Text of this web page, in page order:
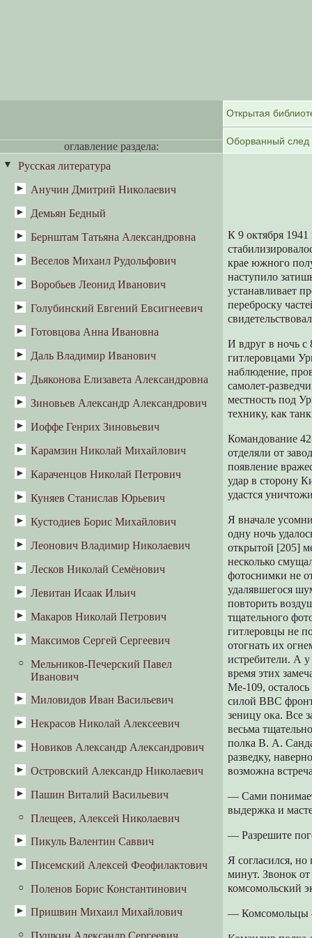
К 9 октября
крае южного
наступило
устанавливает
переброску
И вдруг в ночь с
гитлеровцами
наблюдение,
самолет-
местность под
технику, как
Командование
отделяли от
появление
удар в сторону
удастся
Я вначале
одну ночь
открытой [205]
несколько
фотоснимки не
удалявшегося
повторить
тщательного
гитлеровцы не
отогнать их
истребители. А
время этих
Ме-109,
силой ВВС
зеницу ока. Все
весьма
полка В. А.
разведку,
возможна
— Сами
выдержка и
— Разрешите
Я согласился, но
минут. Звонок
комсомольский
— Комсомольцы
оглавление раздела:
Русская литература
Анучин Дмитрий Николаевич
Антропология и этнография
Великоруссы
Демьян Бедный
Кострома
Бернштам Татьяна Александровна
Весенне-летние ритуалы у
«похороны Костромы-Коструба»
Веселов Михаил Рудольфович
«Метельный звон»
Воробьев Леонид Иванович
Счастливый день Терехи Румянцева
В Песково за библией (маленькая
шестидесятников как источник
современников (Костромской и
Воробьев)
Т.Л. Каминская. Образ советской
писателя Л. Воробьева
Голубинский Евгений Евсигнеевич
Воспоминания
Готовцова Анна Ивановна
Н.Г. Коптелова. Бартеневский след в
Даль Владимир Иванович
«Говор»
Дьяконова Елизавета Александровна
«Дневник русской женщины»
Зиновьев Александр Александрович
Зияющие высоты
Иоффе Генрих Зиновьевич
Ленин и Керенский
Белое дело и его эпилог
Претерпевшие до конца
Комиссар
Ромка
Августа Михайловна
Карамзин Николай Михайлович
Великий Князь Василий Ярославич
Караченцов Николай Петрович
Корабль плывёт (Главы из книги)
Куняев Станислав Юрьевич
Наша жизнь в Пыщуге (Из книги
Кустодиев Борис Михайлович
В.Н. Докучаева. Кустодиев и
культура
Леонович Владимир Николаевич
Пожарный пёс Бобка
Лесков Николай Семёнович
Алексей Петрович Ермолов
Однодум
Левитан Исаак Ильич
Смирнов Л.П. Левитан в Плесе
Смирнов Н.П. Золотой Плес
Макаров Николай Петрович
Б.М. Эйхенбаум. Маршрут в
чухломского дворянина и
международного лексикографа
Максимов Сергей Сергеевич
Денис Бушуев
Мельников-Печерский Павел
Иванович
Миловидов Иван Васильевич
О Костроме в историко-
древнейших времен до
Некрасов Николай Алексеевич
Волга
Дедушка
Дедушка Мазай и зайцы
Кому на Руси жить хорошо
Коробейники
Крестьянские дети
Пчелы
Мороз, красный нос
Генерал Топтыгин
Новиков Александр Александрович
В небе Ленинграда (Записки
Островский Александр Николаевич
Бедная невеста
Без вины виноватые
Гроза
Доходное место
Праздничный сон — до обеда
Свои люди — сочтемся
Свои собаки грызутся, чужая не
Пашин Виталий Васильевич
Дедушка Рогожин
Волшебный марш
Сапоги
Ходи веселей, Кострома!
Господин Трехзвездочкин
Плещеев, Алексей Николаевич
Пикуль Валентин Саввич
Дворянин костромской
Писемский Алексей Феофилактович
Тысяча душ
Горькая судьбина. Драма в четырех
Поленов Борис Константинович
Пришвин Михаил Михайлович
Неодетая весна
Пушкин Александр Сергеевич